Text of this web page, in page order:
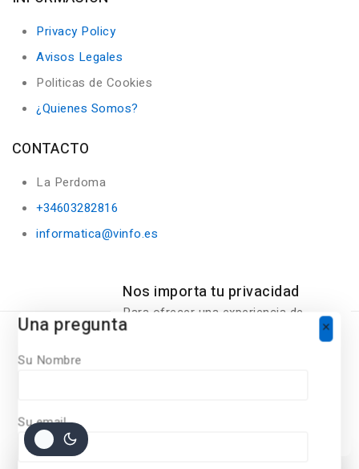
Privacy Policy
Avisos Legales
Politicas de Cookies
¿Quienes Somos?
CONTACTO
La Perdoma
+34603282816
informatica@vinfo.es
Nos importa tu privacidad
Para ofrecer una experiencia de
compra personalizada, Nuestro sitio
Una pregunta
Su Nombre
Su email